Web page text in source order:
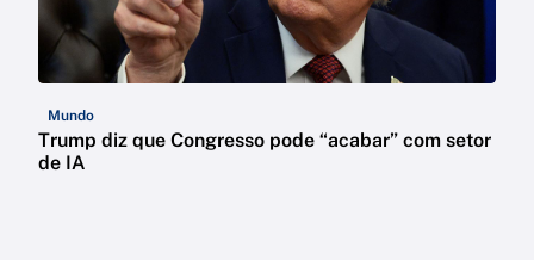
Mundo
Trump diz que Congresso pode “acabar” com setor
de IA